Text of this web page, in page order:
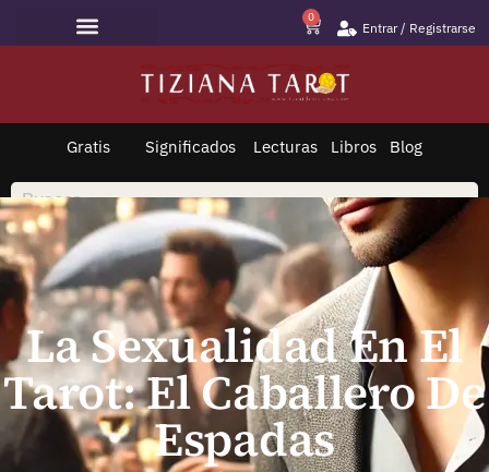
0
Entrar / Registrarse
Gratis Significados Lecturas Libros Blog
La Sexualidad En El
Tarot: El Caballero De
Espadas